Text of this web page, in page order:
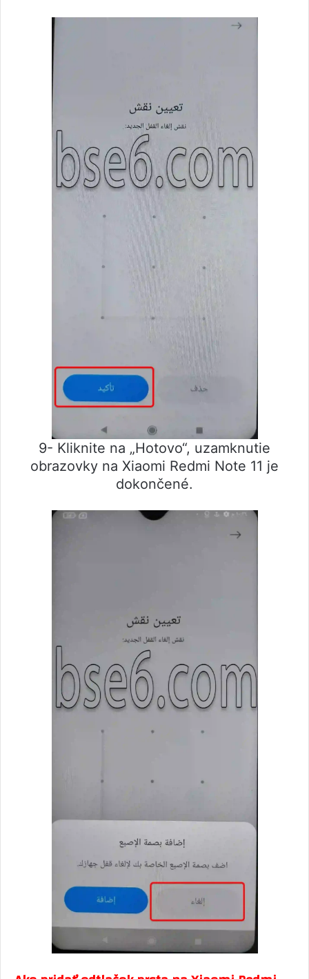
9- Kliknite na „Hotovo“, uzamknutie
obrazovky na Xiaomi Redmi Note 11 je
dokončené.